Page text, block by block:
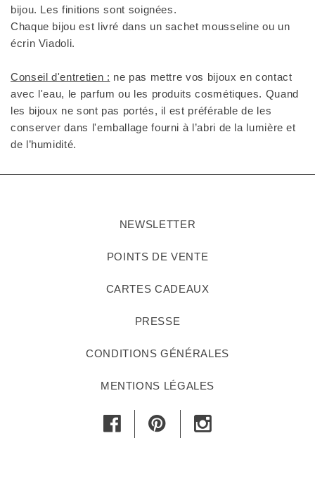
bijou. Les finitions sont soignées.
Chaque bijou est livré dans un sachet mousseline ou un
écrin Viadoli.
Conseil d'entretien : ne pas mettre vos bijoux en contact
avec l'eau, le parfum ou les produits cosmétiques. Quand
les bijoux ne sont pas portés, il est préférable de les
conserver dans l'emballage fourni à l’abri de la lumière et
de l’humidité.
NEWSLETTER
POINTS DE VENTE
CARTES CADEAUX
PRESSE
CONDITIONS GÉNÉRALES
MENTIONS LÉGALES